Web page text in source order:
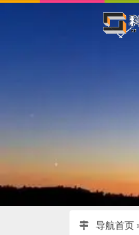
导航首页